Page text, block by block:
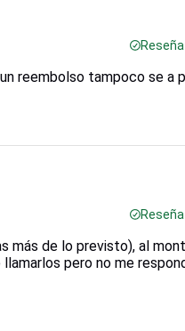
reembolso tampoco se a
más de lo previsto), al
pero no me